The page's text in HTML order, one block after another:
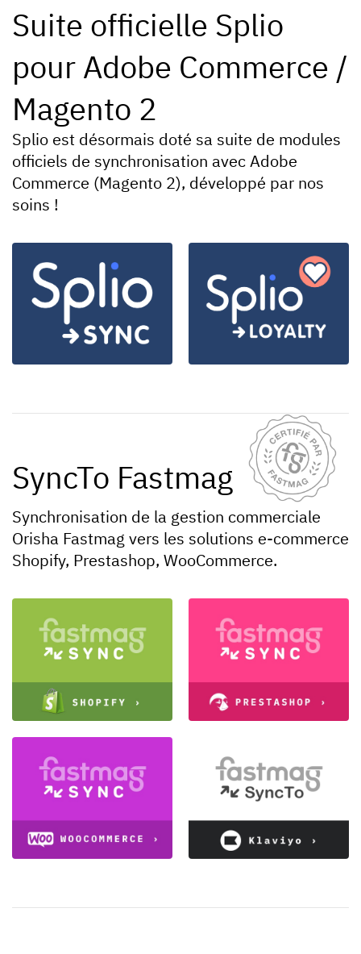
Suite officielle Splio
pour Adobe Commerce /
Magento 2
Splio est désormais doté sa suite de modules
officiels de synchronisation avec Adobe
Commerce (Magento 2), développé par nos
soins !
SyncTo Fastmag
Synchronisation de la gestion commerciale
Orisha Fastmag vers les solutions e-commerce
Shopify, Prestashop, WooCommerce.